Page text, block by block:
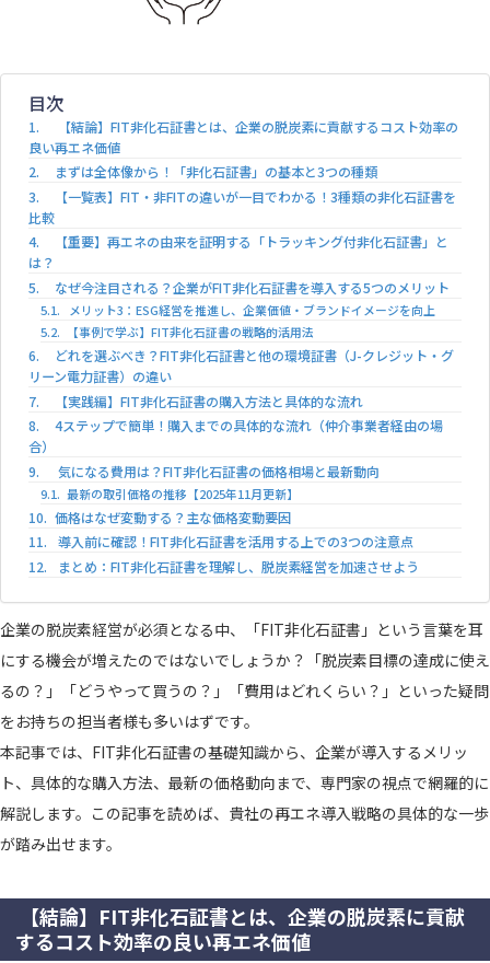
目次
【結論】FIT非化石証書とは、企業の脱炭素に貢献するコスト効率の
良い再エネ価値
まずは全体像から！「非化石証書」の基本と3つの種類
【一覧表】FIT・非FITの違いが一目でわかる！3種類の非化石証書を
比較
【重要】再エネの由来を証明する「トラッキング付非化石証書」と
は？
なぜ今注目される？企業がFIT非化石証書を導入する5つのメリット
メリット3：ESG経営を推進し、企業価値・ブランドイメージを向上
【事例で学ぶ】FIT非化石証書の戦略的活用法
どれを選ぶべき？FIT非化石証書と他の環境証書（J-クレジット・グ
リーン電力証書）の違い
【実践編】FIT非化石証書の購入方法と具体的な流れ
4ステップで簡単！購入までの具体的な流れ（仲介事業者経由の場
合）
気になる費用は？FIT非化石証書の価格相場と最新動向
最新の取引価格の推移【2025年11月更新】
価格はなぜ変動する？主な価格変動要因
導入前に確認！FIT非化石証書を活用する上での3つの注意点
まとめ：FIT非化石証書を理解し、脱炭素経営を加速させよう
企業の脱炭素経営が必須となる中、「FIT非化石証書」という言葉を耳
にする機会が増えたのではないでしょうか？「脱炭素目標の達成に使え
るの？」「どうやって買うの？」「費用はどれくらい？」といった疑問
をお持ちの担当者様も多いはずです。
本記事では、FIT非化石証書の基礎知識から、企業が導入するメリッ
ト、具体的な購入方法、最新の価格動向まで、専門家の視点で網羅的に
解説します。この記事を読めば、貴社の再エネ導入戦略の具体的な一歩
が踏み出せます。
【結論】FIT非化石証書とは、企業の脱炭素に貢献
するコスト効率の良い再エネ価値